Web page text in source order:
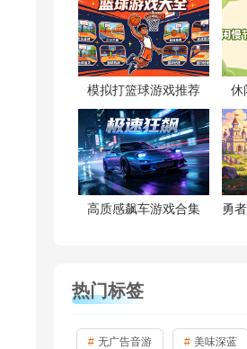
模拟打篮球游戏推荐 休
高质感飙车游戏合集
热门标签
无广告音游 美味深蓝